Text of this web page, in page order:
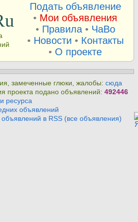
Подать объявление
• Мои объявления
• Правила• ЧаВо
• Новости • Контакты
• О проекте
замеченные глюки, жалобы:сюда
проекта подано объявлений:492446
ресурса
объявлений
в RSS (все объявления)